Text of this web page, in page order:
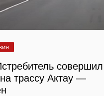
совершил
трассу Актау —